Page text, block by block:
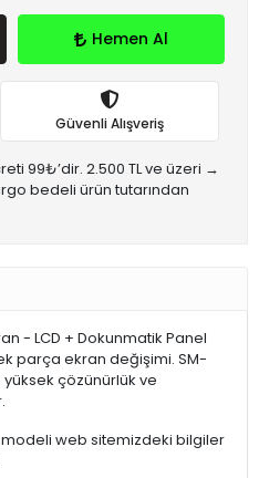
Hemen Al
Güvenli Alışveriş
99₺’dir. 2.500 TL ve üzeri →
bedeli ürün tutarından
- LCD + Dokunmatik Panel
parça ekran değişimi. SM-
çözünürlük ve
modeli web sitemizdeki bilgiler